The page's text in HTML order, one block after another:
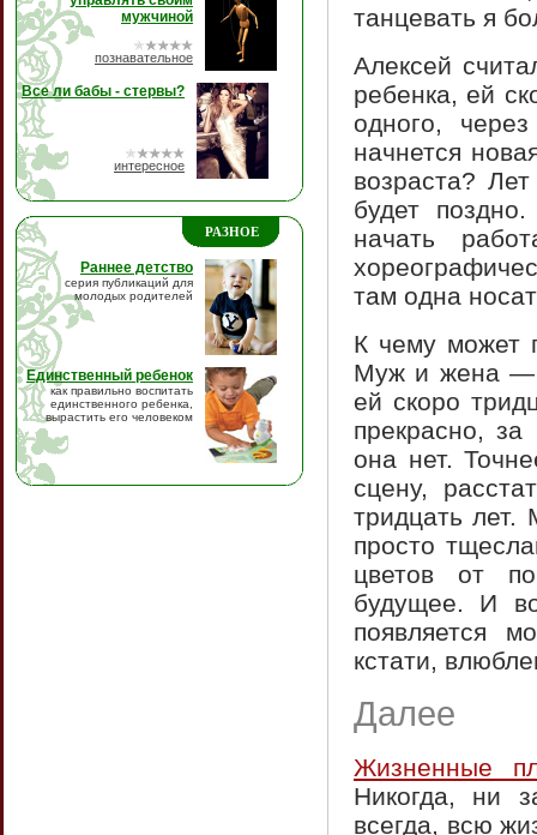
мужчиной
познавательное
Все ли бабы - стервы?
интересное
РАЗНОЕ
Раннее детство
серия публикаций для
молодых родителей
Единственный ребенок
как правильно воспитать
единственного ребенка,
вырастить его человеком
танцевать я
Алексей
ребенка, ей
одного,
начнется
возраста?
будет
начать
там одна
К чему может
Муж и жена —
ей скоро
прекрасно,
она нет.
сцену,
тридцать
просто
цветов от
будущее. И
появляется
кстати,
Далее
Жизненные
Никогда, ни
всегда, всю